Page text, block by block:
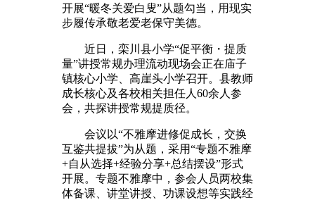
开展“暖冬关爱白叟”从题勾当，用现实
步履传承敬老爱老保守美德。
近日，栾川县小学“促平衡・提质
量”讲授常规办理流动现场会正在庙子
镇核心小学、高崖头小学召开。县教师
成长核心及各校相关担任人60余人参
会，共探讲授常规提质径。
会议以“不雅摩进修促成长，交换
互鉴共提拔”为从题，采用“专题不雅摩
+自从选择+经验分享+总结摆设”形式
开展。专题不雅摩中，参会人员两校集
体备课、讲堂讲授、功课设想等实践经